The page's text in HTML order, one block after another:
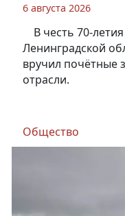
6 августа 2026
В честь 70-
Ленинградской
вручил почётные
отрасли.
Общество